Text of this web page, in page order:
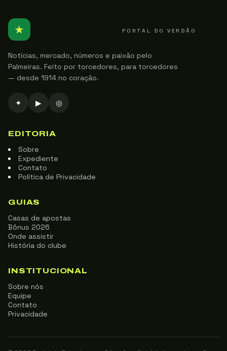
★ PORTAL DO VERDÃO
Notícias, mercado, números e paixão pelo
Palmeiras. Feito por torcedores, para torcedores
— desde 1914 no coração.
✦ ▶ ◎
EDITORIA
Sobre
Expediente
Contato
Política de Privacidade
GUIAS
Casas de apostas
Bônus 2026
Onde assistir
História do clube
INSTITUCIONAL
Sobre nós
Equipe
Contato
Privacidade